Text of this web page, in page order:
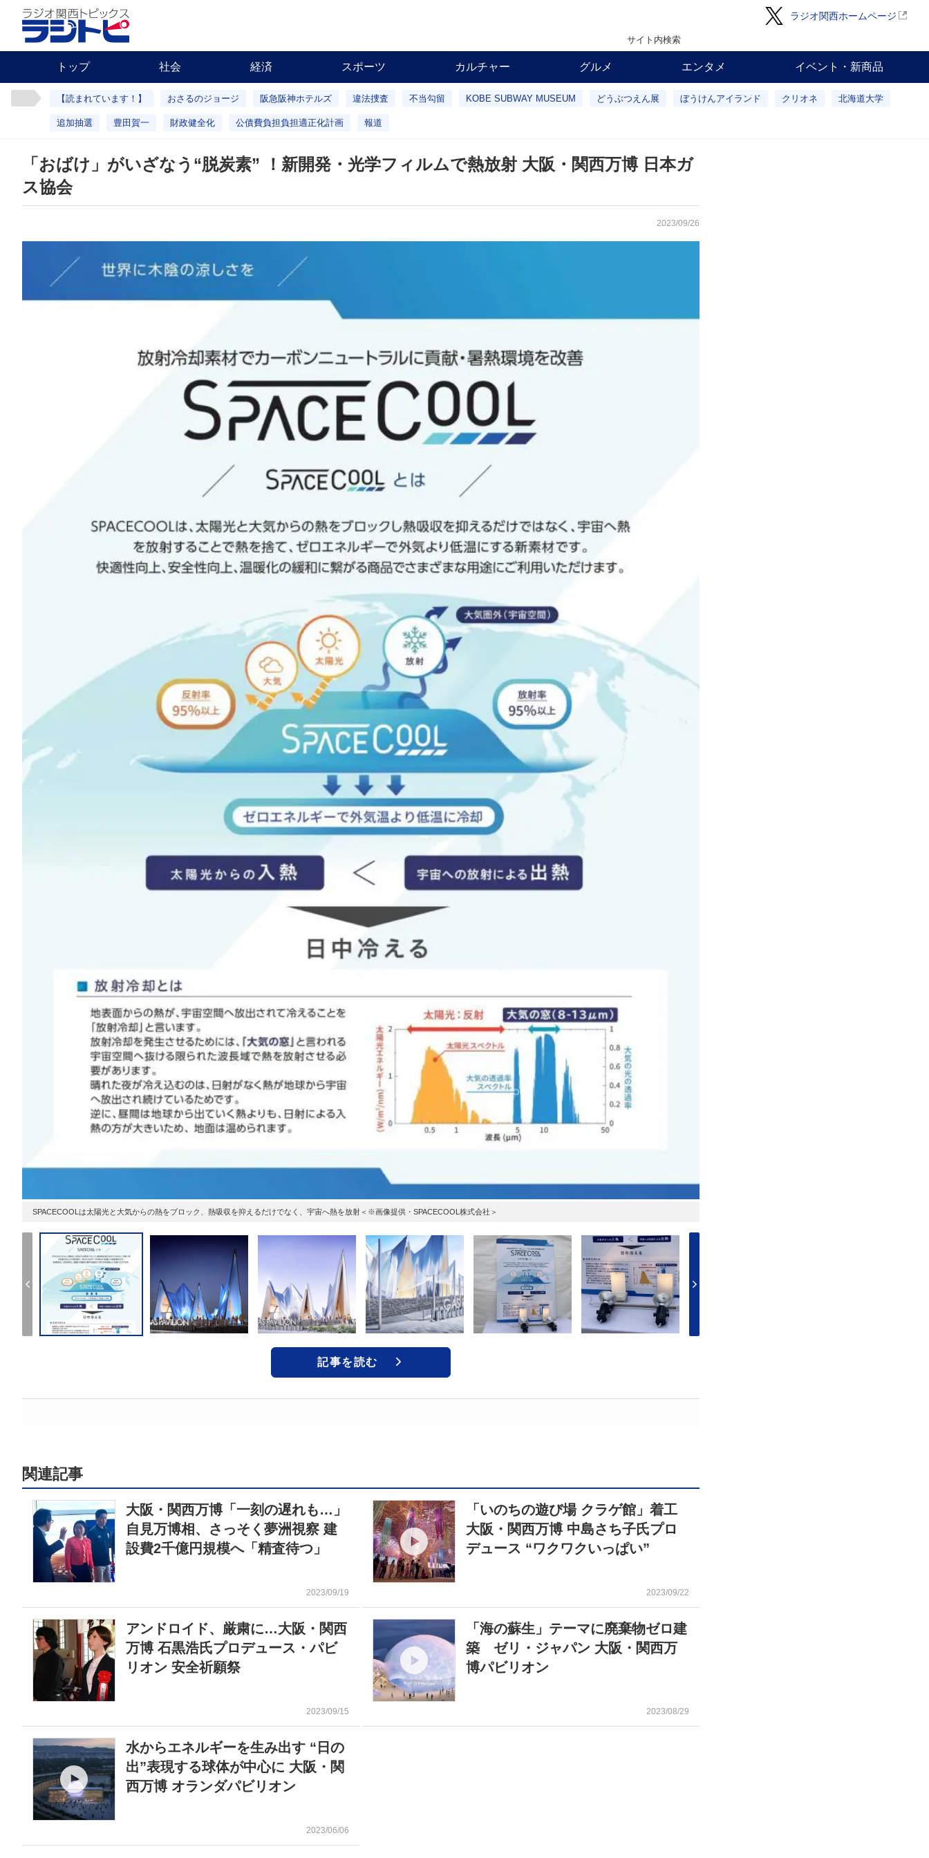
ラジオ関西ホームページ
サイト内検索
トップ 社会 経済 スポーツ カルチャー グルメ エンタメ イベント・新商品
【読まれています！】 おさるのジョージ 阪急阪神ホテルズ 違法捜査 不当勾留 KOBE SUBWAY MUSEUM どうぶつえん展 ぼうけんアイランド クリオネ 北海道大学
追加抽選 豊田賀一 財政健全化 公債費負担負担適正化計画 報道
「おばけ」がいざなう“脱炭素” ！新開発・光学フィルムで熱放射 大阪・関西万博 日本ガ
ス協会
2023/09/26
SPACECOOLは太陽光と大気からの熱をブロック、熱吸収を抑えるだけでなく、宇宙へ熱を放射＜※画像提供・SPACECOOL株式会社＞
記事を読む
関連記事
大阪・関西万博「一刻の遅れも…」
自見万博相、さっそく夢洲視察 建
設費2千億円規模へ「精査待つ」
2023/09/19
「いのちの遊び場 クラゲ館」着工
大阪・関西万博 中島さち子氏プロ
デュース “ワクワクいっぱい”
2023/09/22
アンドロイド、厳粛に…大阪・関西
万博 石黒浩氏プロデュース・パビ
リオン 安全祈願祭
2023/09/15
「海の蘇生」テーマに廃棄物ゼロ建
築 ゼリ・ジャパン 大阪・関西万
博パビリオン
2023/08/29
水からエネルギーを生み出す “日の
出”表現する球体が中心に 大阪・関
西万博 オランダパビリオン
2023/06/06